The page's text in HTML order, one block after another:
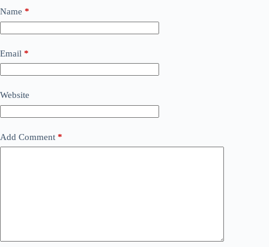
Name *
Email *
Website
Add Comment *